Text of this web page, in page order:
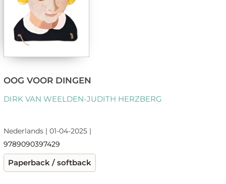
OOG VOOR DINGEN
DIRK VAN WEELDEN-JUDITH HERZBERG
Nederlands | 01-04-2025 |
9789090397429
Paperback / softback